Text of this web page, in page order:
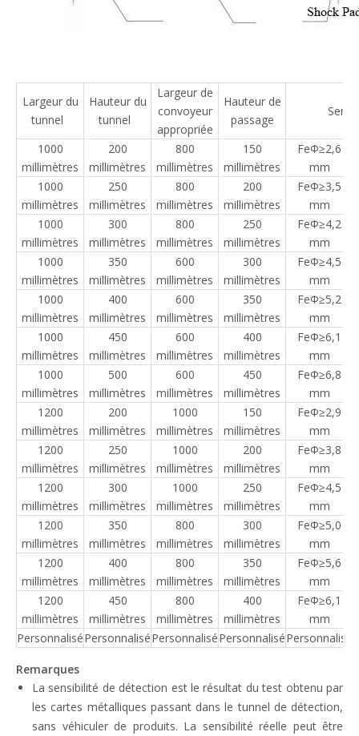
Largeur du
tunnel
Hauteur du
tunnel
Largeur de
convoyeur
appropriée
Hauteur de
passage
1000
millimètres
200
millimètres
800
millimètres
150
millimètres
FeΦ≥2,6
mm
1000
millimètres
250
millimètres
800
millimètres
200
millimètres
FeΦ≥3,5
mm
1000
millimètres
300
millimètres
800
millimètres
250
millimètres
FeΦ≥4,2
mm
1000
millimètres
350
millimètres
600
millimètres
300
millimètres
FeΦ≥4,5
mm
1000
millimètres
400
millimètres
600
millimètres
350
millimètres
FeΦ≥5,2
mm
1000
millimètres
450
millimètres
600
millimètres
400
millimètres
FeΦ≥6,1
mm
1000
millimètres
500
millimètres
600
millimètres
450
millimètres
FeΦ≥6,8
mm
1200
millimètres
200
millimètres
1000
millimètres
150
millimètres
FeΦ≥2,9
mm
1200
millimètres
250
millimètres
1000
millimètres
200
millimètres
FeΦ≥3,8
mm
1200
millimètres
300
millimètres
1000
millimètres
250
millimètres
FeΦ≥4,5
mm
1200
millimètres
350
millimètres
800
millimètres
300
millimètres
FeΦ≥5,0
mm
1200
millimètres
400
millimètres
800
millimètres
350
millimètres
FeΦ≥5,6
mm
1200
millimètres
450
millimètres
800
millimètres
400
millimètres
FeΦ≥6,1
mm
PersonnaliséPersonnaliséPersonnaliséPersonnaliséPersonnalisé
Remarques
La sensibilité de détection est le résultat du test obtenu par
les cartes métalliques passant dans le tunnel de détection,
sans véhiculer de produits. La sensibilité réelle peut être